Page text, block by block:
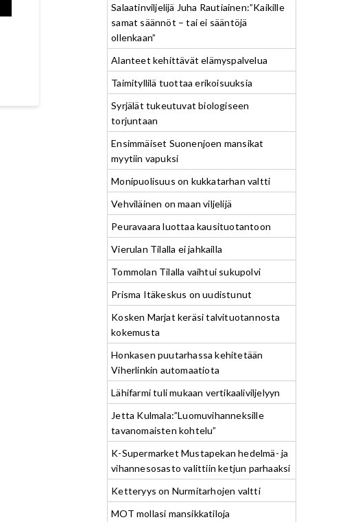
Salaatinviljelijä Juha Rautiainen:”Kaikille
samat säännöt – tai ei sääntöjä
ollenkaan”
Alanteet kehittävät elämyspalvelua
Taimityllilä tuottaa erikoisuuksia
Syrjälät tukeutuvat biologiseen
torjuntaan
Ensimmäiset Suonenjoen mansikat
myytiin vapuksi
Monipuolisuus on kukkatarhan valtti
Vehviläinen on maan viljelijä
Peuravaara luottaa kausituotantoon
Vierulan Tilalla ei jahkailla
Tommolan Tilalla vaihtui sukupolvi
Prisma Itäkeskus on uudistunut
Kosken Marjat keräsi talvituotannosta
kokemusta
Honkasen puutarhassa kehitetään
Viherlinkin automaatiota
Lähifarmi tuli mukaan vertikaaliviljelyyn
Jetta Kulmala:”Luomuvihanneksille
tavanomaisten kohtelu”
K-Supermarket Mustapekan hedelmä- ja
vihannesosasto valittiin ketjun parhaaksi
Ketteryys on Nurmitarhojen valtti
MOT mollasi mansikkatiloja